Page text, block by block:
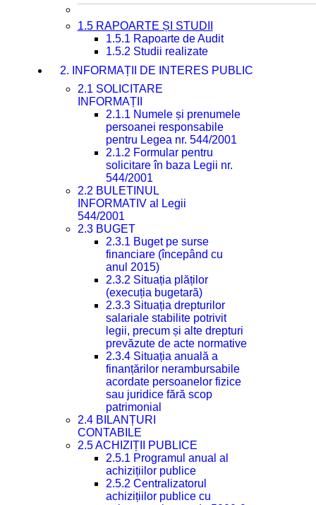
1.5 RAPOARTE ȘI STUDII
1.5.1 Rapoarte de Audit
1.5.2 Studii realizate
2. INFORMAȚII DE INTERES PUBLIC
2.1 SOLICITARE
INFORMAȚII
2.1.1 Numele și prenumele
persoanei responsabile
pentru Legea nr. 544/2001
2.1.2 Formular pentru
solicitare în baza Legii nr.
544/2001
2.2 BULETINUL
INFORMATIV al Legii
544/2001
2.3 BUGET
2.3.1 Buget pe surse
financiare (începând cu
anul 2015)
2.3.2 Situația plăților
(execuția bugetară)
2.3.3 Situația drepturilor
salariale stabilite potrivit
legii, precum și alte drepturi
prevăzute de acte normative
2.3.4 Situația anuală a
finanțărilor nerambursabile
acordate persoanelor fizice
sau juridice fără scop
patrimonial
2.4 BILANȚURI
CONTABILE
2.5 ACHIZIȚII PUBLICE
2.5.1 Programul anual al
achizițiilor publice
2.5.2 Centralizatorul
achizițiilor publice cu